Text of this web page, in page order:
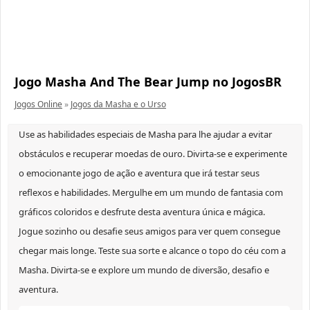
Jogo Masha And The Bear Jump no JogosBR
Jogos Online» Jogos da Masha e o Urso
Use as habilidades especiais de Masha para lhe ajudar a evitar
obstáculos e recuperar moedas de ouro. Divirta-se e experimente
o emocionante jogo de ação e aventura que irá testar seus
reflexos e habilidades. Mergulhe em um mundo de fantasia com
gráficos coloridos e desfrute desta aventura única e mágica.
Jogue sozinho ou desafie seus amigos para ver quem consegue
chegar mais longe. Teste sua sorte e alcance o topo do céu com a
Masha. Divirta-se e explore um mundo de diversão, desafio e
aventura.